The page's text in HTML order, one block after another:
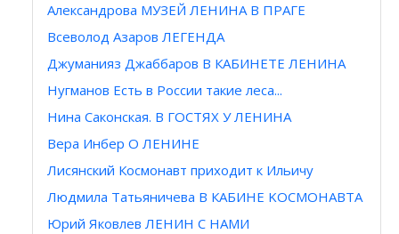
Александрова МУЗЕЙ ЛЕНИНА В ПРАГЕ
Всеволод Азаров ЛЕГЕНДА
Джуманияз Джаббаров В КАБИНЕТЕ ЛЕНИНА
Нугманов Есть в России такие леса...
Hина Саконская. В ГОСТЯХ У ЛЕНИНА
Вера Инбер О ЛЕНИНЕ
Лисянский Космонавт приходит к Ильичу
Людмила Татьяничева В КАБИНЕ KOCMOHAВТA
Юрий Яковлев ЛЕНИН С НАМИ